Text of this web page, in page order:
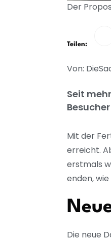
Der
Teilen:
Von:
Seit
Mit der
erreicht.
erstmals
enden,
Die neue